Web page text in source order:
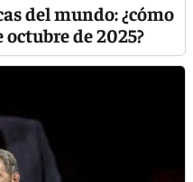
del mundo: ¿cómo
octubre de 2025?